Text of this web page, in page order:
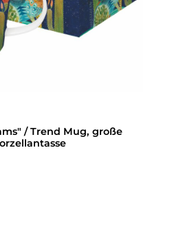
/ Trend Mug, große